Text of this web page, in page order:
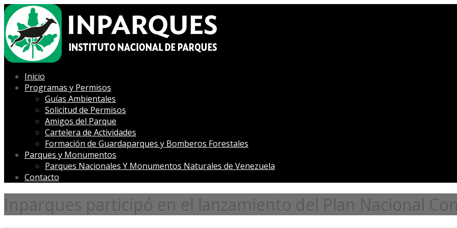
Inicio
Programas y Permisos
Guías Ambientales
Solicitud de Permisos
Amigos del Parque
Cartelera de Actividades
Formación de Guardaparques y Bomberos Forestales
Parques y Monumentos
Parques Nacionales Y Monumentos Naturales de Venezuela
Contacto
Inparques participó en el lanzamiento del Plan Nacional